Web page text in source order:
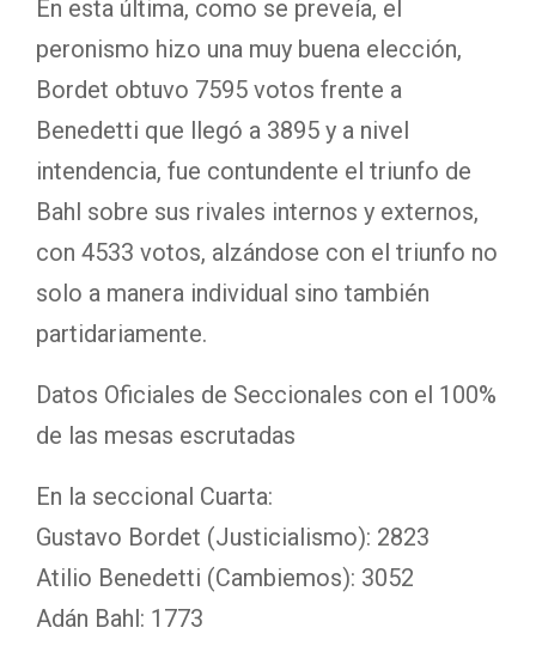
En esta última, como se preveía, el
peronismo hizo una muy buena elección,
Bordet obtuvo 7595 votos frente a
Benedetti que llegó a 3895 y a nivel
intendencia, fue contundente el triunfo de
Bahl sobre sus rivales internos y externos,
con 4533 votos, alzándose con el triunfo no
solo a manera individual sino también
partidariamente.
Datos Oficiales de Seccionales con el 100%
de las mesas escrutadas
En la seccional Cuarta:
Gustavo Bordet (Justicialismo): 2823
Atilio Benedetti (Cambiemos): 3052
Adán Bahl: 1773